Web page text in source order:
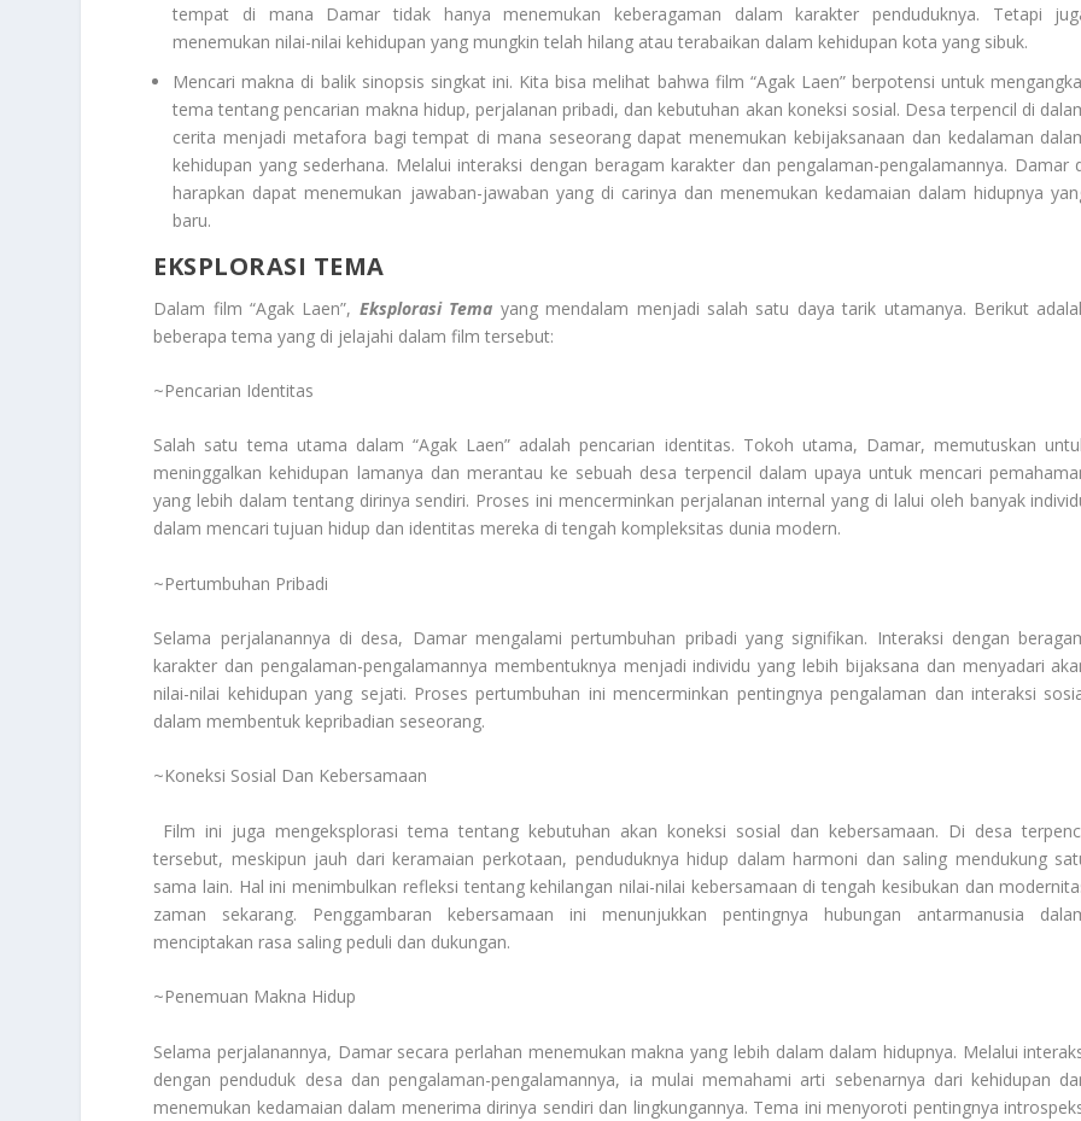
tempat di mana Damar tidak hanya menemukan keberagaman dalam karakter penduduknya. Tetapi
menemukan nilai-nilai kehidupan yang mungkin telah hilang atau terabaikan dalam kehidupan kota yang sibuk.
Mencari makna di balik sinopsis singkat ini. Kita bisa melihat bahwa film “Agak Laen” berpotensi untuk
tema tentang pencarian makna hidup, perjalanan pribadi, dan kebutuhan akan koneksi sosial. Desa terpencil di
cerita menjadi metafora bagi tempat di mana seseorang dapat menemukan kebijaksanaan dan kedalaman
kehidupan yang sederhana. Melalui interaksi dengan beragam karakter dan pengalaman-pengalamannya. Damar
harapkan dapat menemukan jawaban-jawaban yang di carinya dan menemukan kedamaian dalam hidupnya
baru.
EKSPLORASI TEMA
Dalam film “Agak Laen”, Eksplorasi Tema yang mendalam menjadi salah satu daya tarik utamanya. Berikut
beberapa tema yang di jelajahi dalam film tersebut:
~Pencarian Identitas
Salah satu tema utama dalam “Agak Laen” adalah pencarian identitas. Tokoh utama, Damar, memutuskan
meninggalkan kehidupan lamanya dan merantau ke sebuah desa terpencil dalam upaya untuk mencari
yang lebih dalam tentang dirinya sendiri. Proses ini mencerminkan perjalanan internal yang di lalui oleh banyak
dalam mencari tujuan hidup dan identitas mereka di tengah kompleksitas dunia modern.
~Pertumbuhan Pribadi
Selama perjalanannya di desa, Damar mengalami pertumbuhan pribadi yang signifikan. Interaksi dengan
karakter dan pengalaman-pengalamannya membentuknya menjadi individu yang lebih bijaksana dan menyadari
nilai-nilai kehidupan yang sejati. Proses pertumbuhan ini mencerminkan pentingnya pengalaman dan interaksi
dalam membentuk kepribadian seseorang.
~Koneksi Sosial Dan Kebersamaan
Film ini juga mengeksplorasi tema tentang kebutuhan akan koneksi sosial dan kebersamaan. Di desa
tersebut, meskipun jauh dari keramaian perkotaan, penduduknya hidup dalam harmoni dan saling mendukung
sama lain. Hal ini menimbulkan refleksi tentang kehilangan nilai-nilai kebersamaan di tengah kesibukan dan
zaman sekarang. Penggambaran kebersamaan ini menunjukkan pentingnya hubungan antarmanusia
menciptakan rasa saling peduli dan dukungan.
~Penemuan Makna Hidup
Selama perjalanannya, Damar secara perlahan menemukan makna yang lebih dalam dalam hidupnya. Melalui
dengan penduduk desa dan pengalaman-pengalamannya, ia mulai memahami arti sebenarnya dari kehidupan
menemukan kedamaian dalam menerima dirinya sendiri dan lingkungannya. Tema ini menyoroti pentingnya